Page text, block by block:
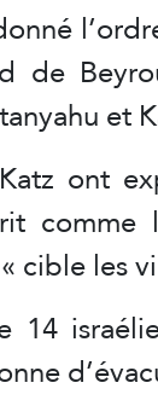
de
et
ont
comme
cible les
14